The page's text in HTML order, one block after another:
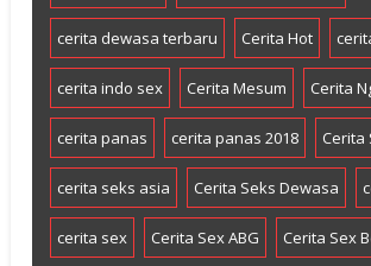
cerita dewasa terbaru Cerita Hot
cerita indo sex Cerita Mesum Cerita
cerita panas cerita panas 2018 Cerita
cerita seks asia Cerita Seks Dewasa
cerita sex Cerita Sex ABG Cerita Sex